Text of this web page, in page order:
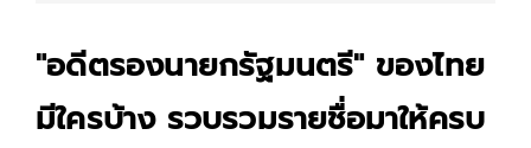
"อดีตรองนายกรัฐมนตรี" ของไทย
มีใครบ้าง รวบรวมรายชื่อมาให้ครบ